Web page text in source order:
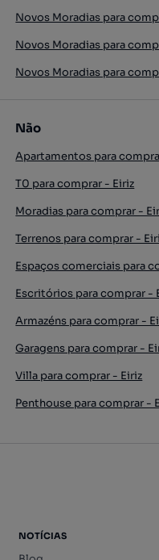
Novos Moradias para
Novos Moradias para
Novos Moradias para
Não
Apartamentos para
T0 para comprar - Eiriz
Moradias para comprar -
Terrenos para comprar -
Espaços comerciais para
Escritórios para comprar -
Armazéns para comprar -
Garagens para comprar -
Villa para comprar - Eiriz
Penthouse para comprar -
NOTÍCIAS